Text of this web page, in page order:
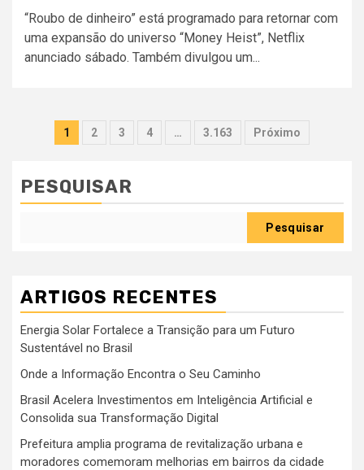
“Roubo de dinheiro” está programado para retornar com
uma expansão do universo “Money Heist”, Netflix
anunciado sábado. Também divulgou um...
Paginação
conteúdos
1 2 3 4 … 3.163 Próximo
PESQUISAR
Pesquisar
ARTIGOS RECENTES
Energia Solar Fortalece a Transição para um Futuro
Sustentável no Brasil
Onde a Informação Encontra o Seu Caminho
Brasil Acelera Investimentos em Inteligência Artificial e
Consolida sua Transformação Digital
Prefeitura amplia programa de revitalização urbana e
moradores comemoram melhorias em bairros da cidade